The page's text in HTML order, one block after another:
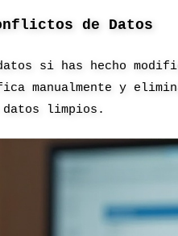
de Datos
si has hecho
manualmente y
datos limpios.